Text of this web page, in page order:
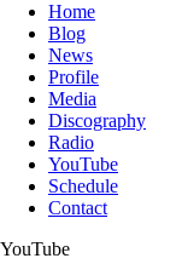
Home
Blog
News
Profile
Media
Discography
Radio
YouTube
Schedule
Contact
YouTube